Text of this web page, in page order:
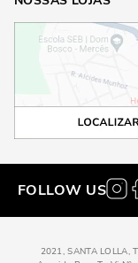
FOLLOW US
2021, SANTA LOLLA,